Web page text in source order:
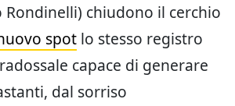
Rondinelli) chiudono il cerchio
spot lo stesso registro
capace di generare
dal sorriso